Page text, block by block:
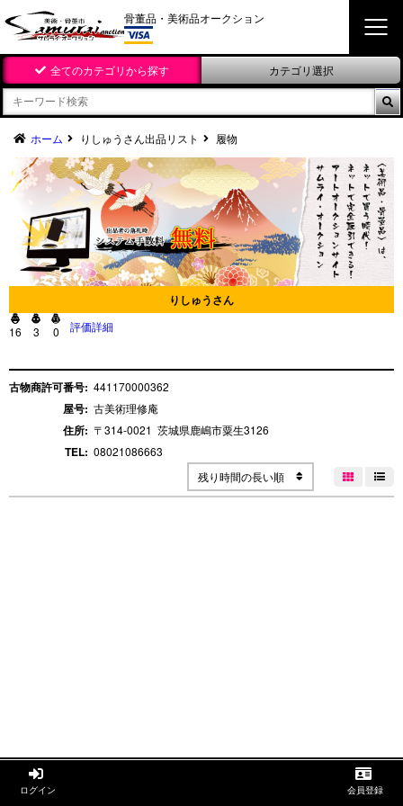
骨董品・美術品オークション
全てのカテゴリから探す カテゴリ選択

ホーム りしゅうさん出品リスト 履物
りしゅうさん

16

3

0 評価詳細
古物商許可番号: 441170000362
屋号: 古美術理修庵
住所: 〒314-0021 茨城県鹿嶋市粟生3126
TEL: 08021086663
残り時間の長い順
 

ログイン

会員登録